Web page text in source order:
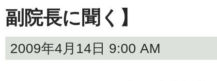
副院長に聞く】
2009年4月14日 9:00 AM